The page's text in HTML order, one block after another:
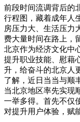
前段时间流调背后的
行程图，藏着成年人
房压力大、生活压力
费大量时间在路上，
北京作为经济文化中
提升职业技能、慰藉
升，给奋斗的北京人
了解，近日当当与顺
当北京地区率先实现
一举多得。首先不仅
对提升用户体验，赋